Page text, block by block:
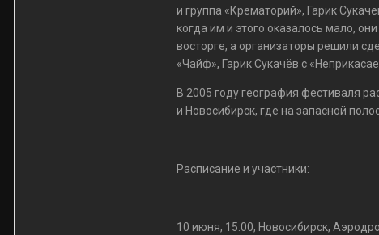
и группа «Крематорий», Гарик
когда им и этого оказалось мало,
восторге, а организаторы решили
«Чайф», Гарик Сукачёв с
В 2005 году география фестиваля
и Новосибирск, где на запасной
Расписание и участники:
10 июня, 15:00, Новосибирск,